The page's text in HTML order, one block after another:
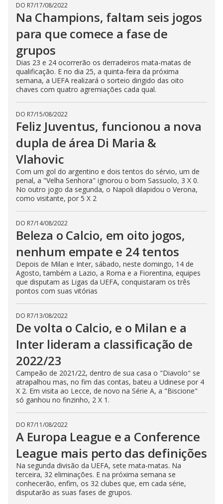
DO R7/17/08/2022
Na Champions, faltam seis jogos
para que comece a fase de
grupos
Dias 23 e 24 ocorrerão os derradeiros mata-matas de
qualificação. E no dia 25, a quinta-feira da próxima
semana, a UEFA realizará o sorteio dirigido das oito
chaves com quatro agremiações cada qual.
DO R7/15/08/2022
Feliz Juventus, funcionou a nova
dupla de área Di Maria &
Vlahovic
Com um gol do argentino e dois tentos do sérvio, um de
penal, a "Velha Senhora" ignorou o bom Sassuolo, 3 X 0.
No outro jogo da segunda, o Napoli dilapidou o Verona,
como visitante, por 5 X 2
DO R7/14/08/2022
Beleza o Calcio, em oito jogos,
nenhum empate e 24 tentos
Depois de Milan e Inter, sábado, neste domingo, 14 de
Agosto, também a Lazio, a Roma e a Fiorentina, equipes
que disputam as Ligas da UEFA, conquistaram os três
pontos com suas vitórias
DO R7/13/08/2022
De volta o Calcio, e o Milan e a
Inter lideram a classificação de
2022/23
Campeão de 2021/22, dentro de sua casa o "Diavolo" se
atrapalhou mas, no fim das contas, bateu a Udinese por 4
X 2. Em visita ao Lecce, de novo na Série A, a "Biscione"
só ganhou no finzinho, 2 X 1.
DO R7/11/08/2022
A Europa League e a Conference
League mais perto das definições
Na segunda divisão da UEFA, sete mata-matas. Na
terceira, 32 eliminações. E na próxima semana se
conhecerão, enfim, os 32 clubes que, em cada série,
disputarão as suas fases de grupos.